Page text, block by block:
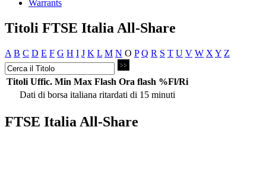
Warrants
Titoli FTSE Italia All-Share
A B C D E F G H I J K L M N O P Q R S T U V W X Y Z
Titoli Uffic. Min Max Flash Ora flash %Fl/Ri
Dati di borsa italiana ritardati di 15 minuti
FTSE Italia All-Share